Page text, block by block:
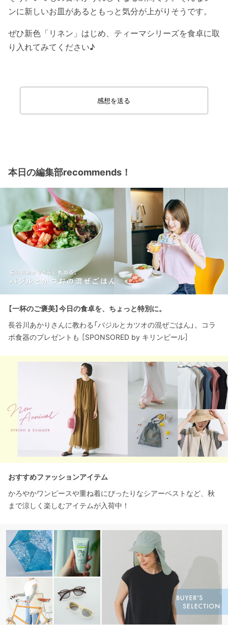
ンに新しいお皿があるともっと気分が上がりそうです。
ぜひ新色「リネン」はじめ、ティーマシリーズを食卓に取
り入れてみてください♪
感想を送る
本日の編集部recommends！
【一杯のご褒美】今日の食卓を、ちょっと特別に。
長谷川あかりさんに教わる「バジルとカツオの混ぜごはん」。コラ
ボ食器のプレゼントも ［SPONSORED by キリンビール］
おすすめファッションアイテム
かろやかワンピースや重ね着にぴったりなシアーベストなど、秋
まで涼しく楽しむアイテムが入荷中！